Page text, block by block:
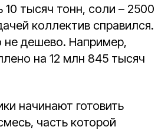
10 тысяч тонн, соли – 2500
коллектив справился.
не дешево. Например,
на 12 млн 845 тысяч
начинают готовить
часть которой